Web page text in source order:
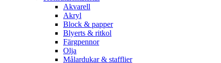
Akvarell
Akryl
Block & papper
Blyerts & ritkol
Färgpennor
Olja
Målardukar & stafflier